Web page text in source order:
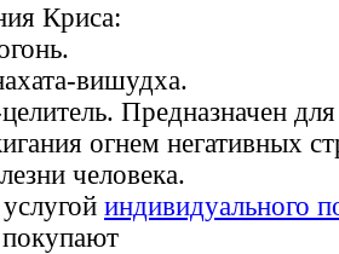
Криса:
вишудха.
Предназначен
огнем негативных
человека.
индивидуального